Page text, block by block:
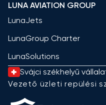
LUNA AVIATION GROUP
LunaJets
LunaGroup Charter
LunaSolutions
Svájci székhelyű
Vezető üzleti repülési